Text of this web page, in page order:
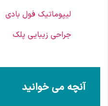
لیپوماتیک فول بادی
جراحی زیبایی پلک
آنچه می خوانید